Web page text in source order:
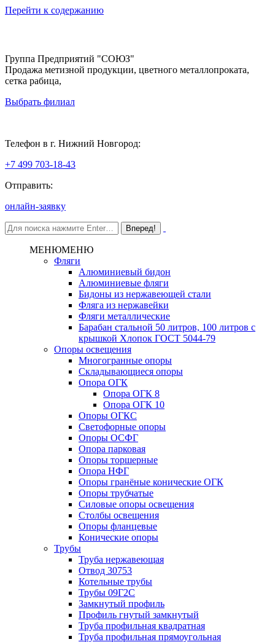
Перейти к содержанию
Группа Предприятий "СОЮЗ"
Продажа метизной продукции, цветного металлопроката,
сетка рабица,
Выбрать филиал
Телефон в г. Нижний Новгород:
+7 499 703-18-43
Отправить:
онлайн-заявку
МЕНЮМЕНЮ
Фляги
Алюминиевый бидон
Алюминиевые фляги
Бидоны из нержавеющей стали
Фляга из нержавейки
Фляги металлические
Барабан стальной 50 литров, 100 литров с
крышкой Хлопок ГОСТ 5044-79
Опоры освещения
Многогранные опоры
Складывающиеся опоры
Опора ОГК
Опора ОГК 8
Опора ОГК 10
Опоры ОГКС
Светофорные опоры
Опоры ОСФГ
Опора парковая
Опоры торшерные
Опора НФГ
Опоры гранёные конические ОГК
Опоры трубчатые
Силовые опоры освещения
Столбы освещения
Опоры фланцевые
Конические опоры
Трубы
Труба нержавеющая
Отвод 30753
Котельные трубы
Трубы 09Г2С
Замкнутый профиль
Профиль гнутый замкнутый
Труба профильная квадратная
Труба профильная прямоугольная